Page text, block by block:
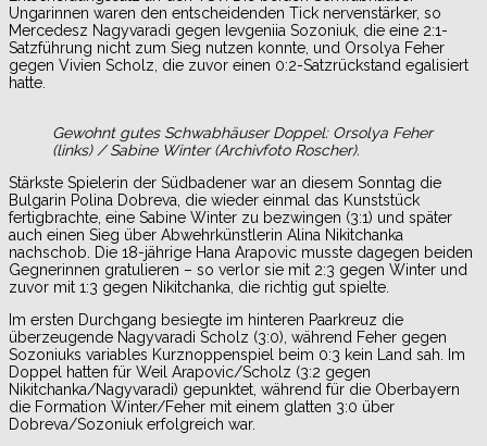
Ungarinnen waren den entscheidenden Tick nervenstärker, so
Mercedesz Nagyvaradi gegen Ievgeniia Sozoniuk, die eine 2:1-
Satzführung nicht zum Sieg nutzen konnte, und Orsolya Feher
gegen Vivien Scholz, die zuvor einen 0:2-Satzrückstand egalisiert
hatte.
Gewohnt gutes Schwabhäuser Doppel: Orsolya Feher
(links) / Sabine Winter (Archivfoto Roscher).
Stärkste Spielerin der Südbadener war an diesem Sonntag die
Bulgarin Polina Dobreva, die wieder einmal das Kunststück
fertigbrachte, eine Sabine Winter zu bezwingen (3:1) und später
auch einen Sieg über Abwehrkünstlerin Alina Nikitchanka
nachschob. Die 18-jährige Hana Arapovic musste dagegen beiden
Gegnerinnen gratulieren – so verlor sie mit 2:3 gegen Winter und
zuvor mit 1:3 gegen Nikitchanka, die richtig gut spielte.
Im ersten Durchgang besiegte im hinteren Paarkreuz die
überzeugende Nagyvaradi Scholz (3:0), während Feher gegen
Sozoniuks variables Kurznoppenspiel beim 0:3 kein Land sah. Im
Doppel hatten für Weil Arapovic/Scholz (3:2 gegen
Nikitchanka/Nagyvaradi) gepunktet, während für die Oberbayern
die Formation Winter/Feher mit einem glatten 3:0 über
Dobreva/Sozoniuk erfolgreich war.